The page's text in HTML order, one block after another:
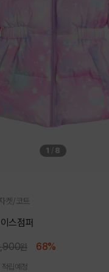
1 / 8
켓/코트
스점퍼
원 68%
립예정